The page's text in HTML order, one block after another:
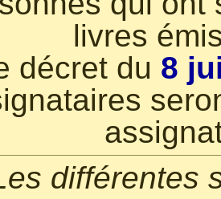
livres
décret du 8
différentes